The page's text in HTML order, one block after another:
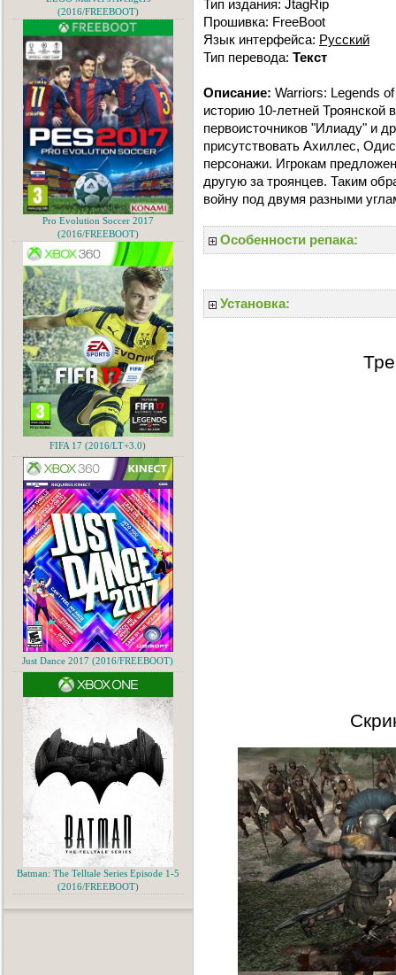
Тип издания: JtagRip
Прошивка: FreeBoot
Язык интерфейса: Русский
Тип перевода: Текст
Описание: Warriors: Legends
историю 10-летней Троянской
первоисточников "Илиаду" и
присутствовать Ахиллес,
персонажи. Игрокам
другую за троянцев. Таким
войну под двумя разными
Особенности репака:
Установка:
(2016/FREEBOOT)
Pro Evolution Soccer 2017
(2016/FREEBOOT)
FIFA 17 (2016/LT+3.0)
Just Dance 2017 (2016/FREEBOOT)
Batman: The Telltale Series Episode 1-5
(2016/FREEBOOT)